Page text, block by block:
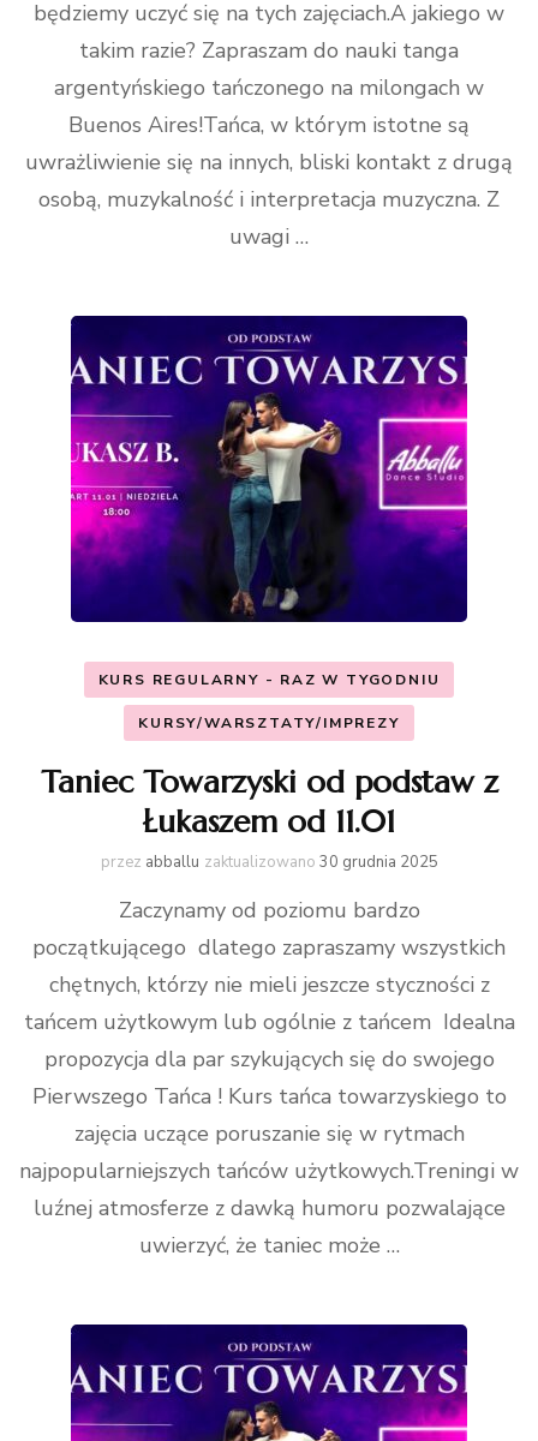
będziemy uczyć się na tych zajęciach.A jakiego w
takim razie? Zapraszam do nauki tanga
argentyńskiego tańczonego na milongach w
Buenos Aires!Tańca, w którym istotne są
uwrażliwienie się na innych, bliski kontakt z drugą
osobą, muzykalność i interpretacja muzyczna. Z
uwagi …
KURS REGULARNY - RAZ W TYGODNIU
KURSY/WARSZTATY/IMPREZY
Taniec Towarzyski od podstaw z
Łukaszem od 11.01
przez abballu zaktualizowano 30 grudnia 2025
Zaczynamy od poziomu bardzo
początkującego dlatego zapraszamy wszystkich
chętnych, którzy nie mieli jeszcze styczności z
tańcem użytkowym lub ogólnie z tańcem Idealna
propozycja dla par szykujących się do swojego
Pierwszego Tańca ! Kurs tańca towarzyskiego to
zajęcia uczące poruszanie się w rytmach
najpopularniejszych tańców użytkowych.Treningi w
luźnej atmosferze z dawką humoru pozwalające
uwierzyć, że taniec może …